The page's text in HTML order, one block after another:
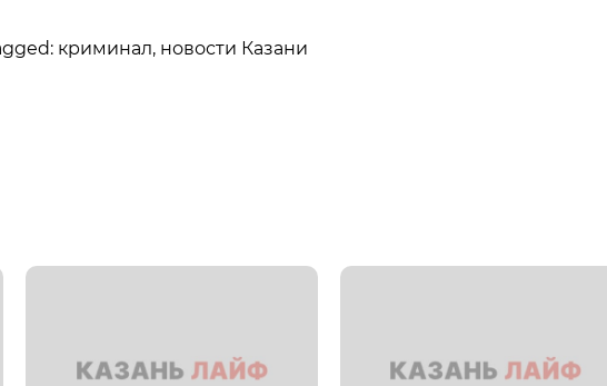
криминал, новости Казани